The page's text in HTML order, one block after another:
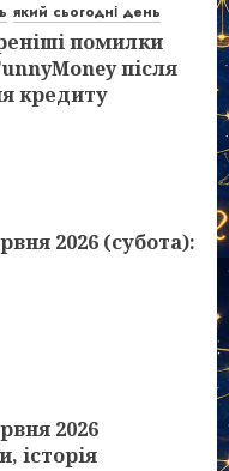
який сьогодні день
помилки
після
кредиту
2026 (субота):
2026
історія